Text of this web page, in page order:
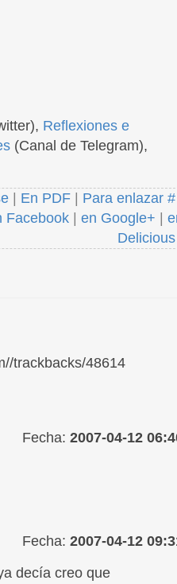
Reflexiones e
(Canal de Telegram),
En PDF Para enlazar #
Facebook en Google+
Delicious
trackbacks/48614
Fecha: 2007-04-12
Fecha: 2007-04-12
decía creo que